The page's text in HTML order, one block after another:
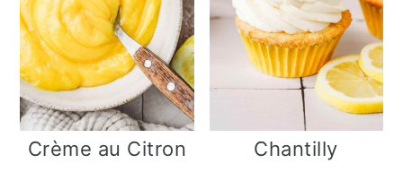
Crème au Citron
Chantilly